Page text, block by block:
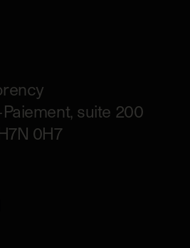
suite 200
0H7